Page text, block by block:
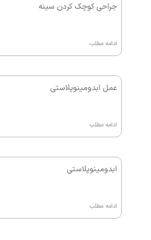
جراحی کوچک کردن سینه
ادامه مطلب
عمل ابدومینوپلاستی
ادامه مطلب
ابدومینوپلاستی
ادامه مطلب